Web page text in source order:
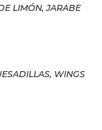
LIMÓN, JARABE
WINGS